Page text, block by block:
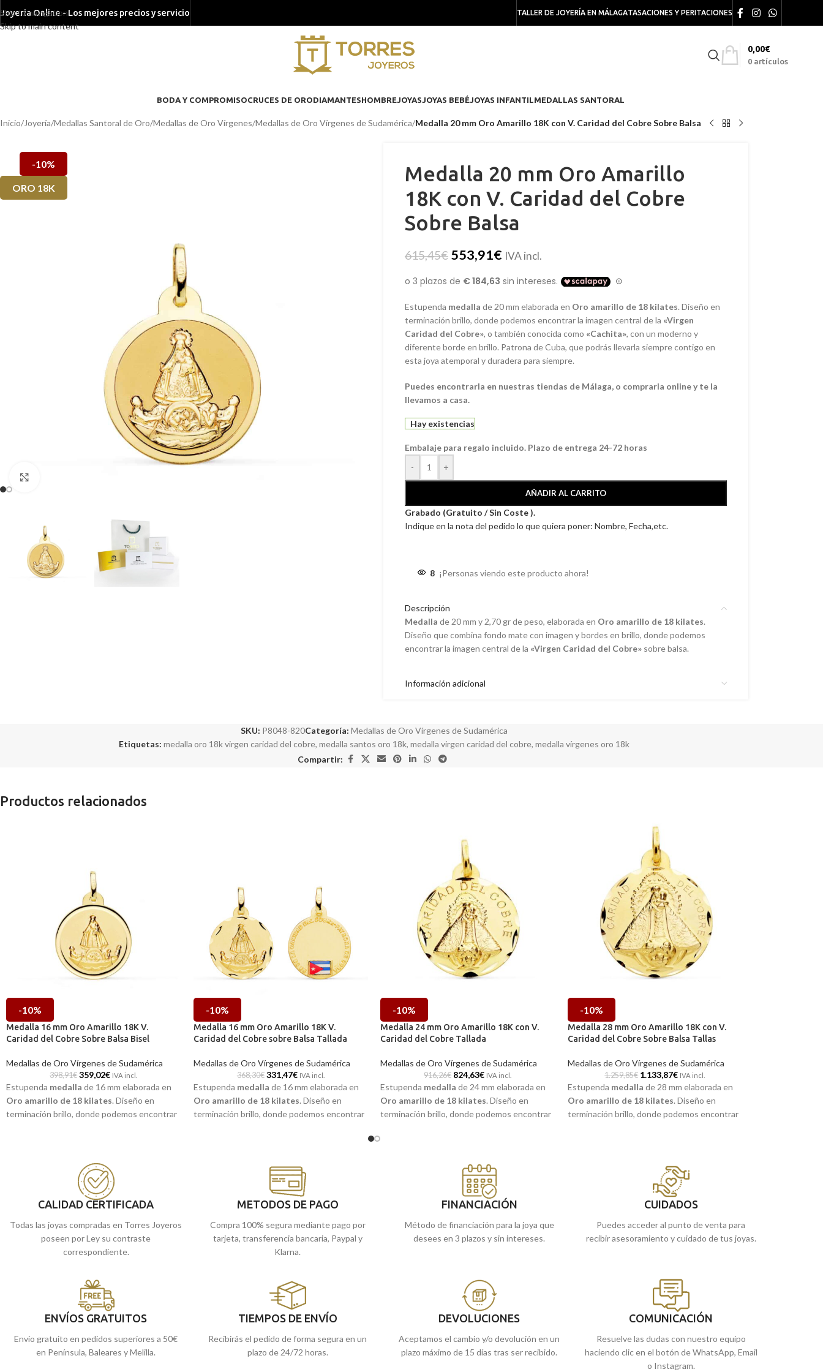
Skip to navigation
Skip to main content
Joyeria Online - Los mejores precios y servicio TALLER DE JOYERÍA EN MÁLAGATASACIONES Y PERITACIONES
0 artículos
0,00€
BODA Y COMPROMISOCRUCES DE ORODIAMANTESHOMBREJOYASJOYAS BEBÉJOYAS INFANTILMEDALLAS SANTORAL
Inicio/Joyería/Medallas Santoral de Oro/Medallas de Oro Vírgenes/Medallas de Oro Vírgenes de Sudamérica/Medalla 20 mm Oro Amarillo 18K con V. Caridad del Cobre Sobre Balsa
-10%
ORO 18K
Medalla 20 mm Oro Amarillo
18K con V. Caridad del Cobre
Sobre Balsa
615,45€ 553,91€ IVA incl.
Estupenda medalla de 20 mm elaborada en Oro amarillo de 18 kilates. Diseño en
terminación brillo, donde podemos encontrar la imagen central de la «Virgen
Caridad del Cobre», o también conocida como «Cachita», con un moderno y
diferente borde en brillo. Patrona de Cuba, que podrás llevarla siempre contigo en
esta joya atemporal y duradera para siempre.
Puedes encontrarla en nuestras tiendas de Málaga, o comprarla online y te la
llevamos a casa.
Hay existencias
Embalaje para regalo incluido. Plazo de entrega 24-72 horas
-
+
AÑADIR AL CARRITO
Grabado (Gratuito / Sin Coste ).
Indique en la nota del pedido lo que quiera poner: Nombre, Fecha,etc.
8 ¡Personas viendo este producto ahora!
Descripción
Medalla de 20 mm y 2,70 gr de peso, elaborada en Oro amarillo de 18 kilates.
Diseño que combina fondo mate con imagen y bordes en brillo, donde podemos
encontrar la imagen central de la «Virgen Caridad del Cobre» sobre balsa.
Información adicional
SKU: P8048-820Categoría: Medallas de Oro Vírgenes de Sudamérica
Etiquetas: medalla oro 18k virgen caridad del cobre, medalla santos oro 18k, medalla virgen caridad del cobre, medalla vírgenes oro 18k
Compartir:
Productos relacionados
-10%
Medalla 16 mm Oro Amarillo 18K V.
Caridad del Cobre Sobre Balsa Bisel
Medallas de Oro Vírgenes de Sudamérica
398,91€ 359,02€ IVA incl.
Estupenda medalla de 16 mm elaborada en
Oro amarillo de 18 kilates. Diseño en
terminación brillo, donde podemos encontrar
Patrona de Cuba, que podrás llevarla siempre
contigo en esta joya atemporal y duradera
de Málaga, o comprarla online y te la
llevamos a casa.
-10%
Medalla 16 mm Oro Amarillo 18K V.
Caridad del Cobre sobre Balsa Tallada
Medallas de Oro Vírgenes de Sudamérica
368,30€ 331,47€ IVA incl.
Estupenda medalla de 16 mm elaborada en
Oro amarillo de 18 kilates. Diseño en
terminación brillo, donde podemos encontrar
Patrona de Cuba, que podrás llevarla siempre
contigo en esta joya atemporal y duradera
de Málaga, o comprarla online y te la
llevamos a casa.
-10%
Medalla 24 mm Oro Amarillo 18K con V.
Caridad del Cobre Tallada
Medallas de Oro Vírgenes de Sudamérica
916,26€ 824,63€ IVA incl.
Estupenda medalla de 24 mm elaborada en
Oro amarillo de 18 kilates. Diseño en
terminación brillo, donde podemos encontrar
Patrona de Cuba, que podrás llevarla siempre
contigo en esta joya atemporal y duradera
de Málaga, o comprarla online y te la
llevamos a casa.
-10%
Medalla 28 mm Oro Amarillo 18K con V.
Caridad del Cobre Sobre Balsa Tallas
Medallas de Oro Vírgenes de Sudamérica
1.259,85€ 1.133,87€ IVA incl.
Estupenda medalla de 28 mm elaborada en
Oro amarillo de 18 kilates. Diseño en
terminación brillo, donde podemos encontrar
Patrona de Cuba, que podrás llevarla siempre
contigo en esta joya atemporal y duradera
de Málaga, o comprarla online y te la
llevamos a casa.
CALIDAD CERTIFICADA
Todas las joyas compradas en Torres Joyeros
poseen por Ley su contraste
correspondiente.
METODOS DE PAGO
Compra 100% segura mediante pago por
tarjeta, transferencia bancaria, Paypal y
Klarna.
FINANCIACIÓN
Método de financiación para la joya que
desees en 3 plazos y sin intereses.
CUIDADOS
Puedes acceder al punto de venta para
recibir asesoramiento y cuidado de tus joyas.
ENVÍOS GRATUITOS
Envío gratuito en pedidos superiores a 50€
en Península, Baleares y Melilla.
TIEMPOS DE ENVÍO
Recibirás el pedido de forma segura en un
plazo de 24/72 horas.
DEVOLUCIONES
Aceptamos el cambio y/o devolución en un
plazo máximo de 15 días tras ser recibido.
COMUNICACIÓN
Resuelve las dudas con nuestro equipo
haciendo clic en el botón de WhatsApp, Email
o Instagram.